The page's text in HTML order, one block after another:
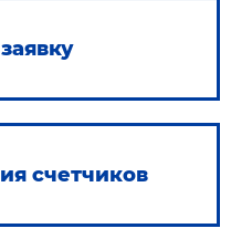
счетчиков